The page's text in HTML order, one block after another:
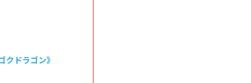
クドラゴン》